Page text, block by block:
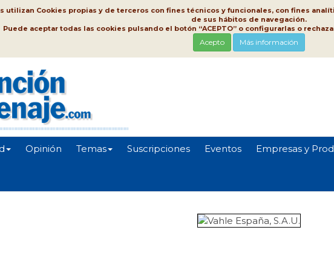
utilizan Cookies propias y de terceros con fines técnicos y funcionales, con fines
de sus hábitos de navegación.
Puede aceptar todas las cookies pulsando el botón “ACEPTO” o configurarlas o
Acepto Más información
Opinión Temas Suscripciones Eventos Empresas y